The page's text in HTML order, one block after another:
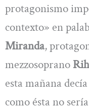
protagonismo
contexto» en
Miranda,
mezzosoprano
esta mañana
como ésta no